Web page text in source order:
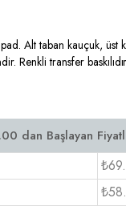
Alt taban kauçuk, üst
Renkli transfer